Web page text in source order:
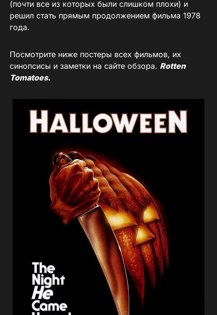
(почти все из которых были слишком плохи) и
решил стать прямым продолжением фильма 1978
года.
Посмотрите ниже постеры всех фильмов, их
синопсисы и заметки на сайте обзора. Rotten
Tomatoes.